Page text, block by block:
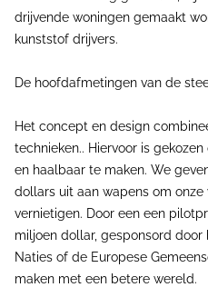
drijvende woningen gemaakt
kunststof drijvers.
De hoofdafmetingen van de
Het concept en design
technieken.. Hiervoor is
en haalbaar te maken. We
dollars uit aan wapens om
vernietigen. Door een een
miljoen dollar, gesponsord
Naties of de Europese
maken met een betere wereld.